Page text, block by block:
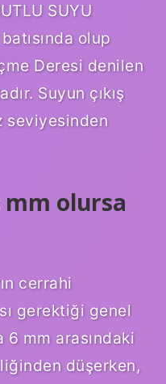
SUYU
olup
Deresi denilen
Suyun çıkış
seviyesinden
mm olursa
cerrahi
gerektiği genel
mm arasındaki
düşerken,